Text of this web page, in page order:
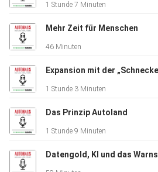
1 Stunde 7 Minuten
Mehr Zeit für Menschen
46 Minuten
1 Stunde 3 Minuten
Das Prinzip Autoland
1 Stunde 9 Minuten